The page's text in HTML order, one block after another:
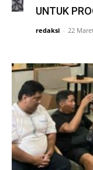
UNTUK
redaksi - 22